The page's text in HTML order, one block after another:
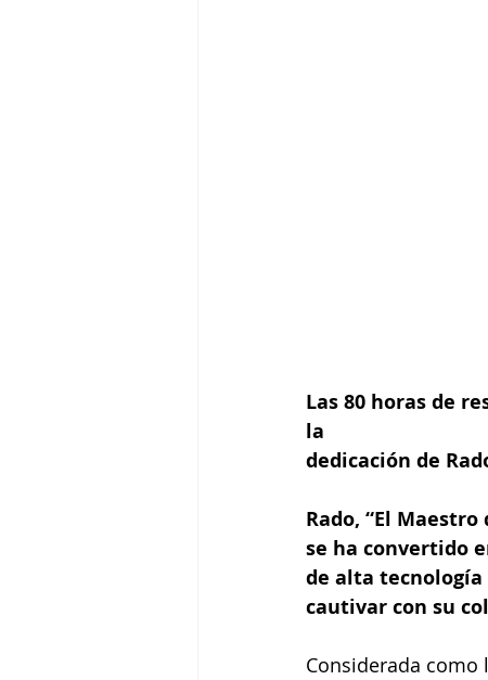
Las 80 horas de
la
dedicación de
Rado, “El
se ha convertido
de alta tecnología
cautivar con su
Considerada como